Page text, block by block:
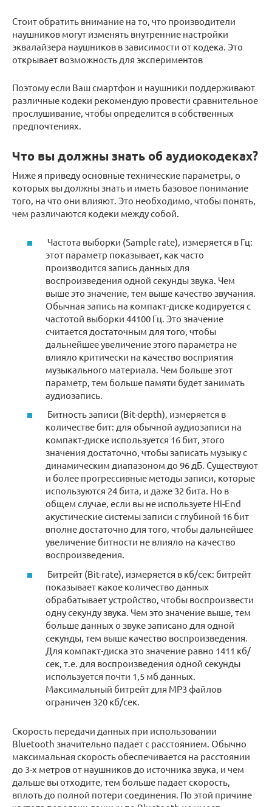
Стоит обратить внимание на то, что производители
наушников могут изменять внутренние настройки
эквалайзера наушников в зависимости от кодека. Это
открывает возможность для экспериментов
Поэтому если Ваш смартфон и наушники поддерживают
различные кодеки рекомендую провести сравнительное
прослушивание, чтобы определится в собственных
предпочтениях.
Что вы должны знать об аудиокодеках?
Ниже я приведу основные технические параметры, о
которых вы должны знать и иметь базовое понимание
того, на что они влияют. Это необходимо, чтобы понять,
чем различаются кодеки между собой.
Частота выборки (Sample rate), измеряется в Гц:
этот параметр показывает, как часто
производится запись данных для
воспроизведения одной секунды звука. Чем
выше это значение, тем выше качество звучания.
Обычная запись на компакт-диске кодируется с
частотой выборки 44100 Гц. Это значение
считается достаточным для того, чтобы
дальнейшее увеличение этого параметра не
влияло критически на качество восприятия
музыкального материала. Чем больше этот
параметр, тем больше памяти будет занимать
аудиозапись.
Битность записи (Bit-depth), измеряется в
количестве бит: для обычной аудиозаписи на
компакт-диске используется 16 бит, этого
значения достаточно, чтобы записать музыку с
динамическим диапазоном до 96 дБ. Существуют
и более прогрессивные методы записи, которые
используются 24 бита, и даже 32 бита. Но в
общем случае, если вы не используете Hi-End
акустические системы записи с глубиной 16 бит
вполне достаточно для того, чтобы дальнейшее
увеличение битности не влияло на качество
воспроизведения.
Битрейт (Bit-rate), измеряется в кб/сек: битрейт
показывает какое количество данных
обрабатывает устройство, чтобы воспроизвести
одну секунду звука. Чем это значение выше, тем
больше данных о звуке записано для одной
секунды, тем выше качество воспроизведения.
Для компакт-диска это значение равно 1411 кб/
сек, т.е. для воспроизведения одной секунды
используется почти 1,5 мб данных.
Максимальный битрейт для MP3 файлов
ограничен 320 кб/сек.
Скорость передачи данных при использовании
Bluetooth значительно падает с расстоянием. Обычно
максимальная скорость обеспечивается на расстоянии
до 3-х метров от наушников до источника звука, и чем
дальше вы отходите, тем больше падает скорость,
вплоть до полной потери соединения. По этой причине